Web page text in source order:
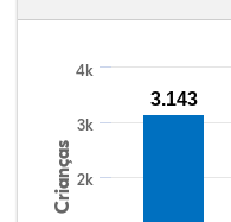
Crianças 2k
3k
4k
3.143